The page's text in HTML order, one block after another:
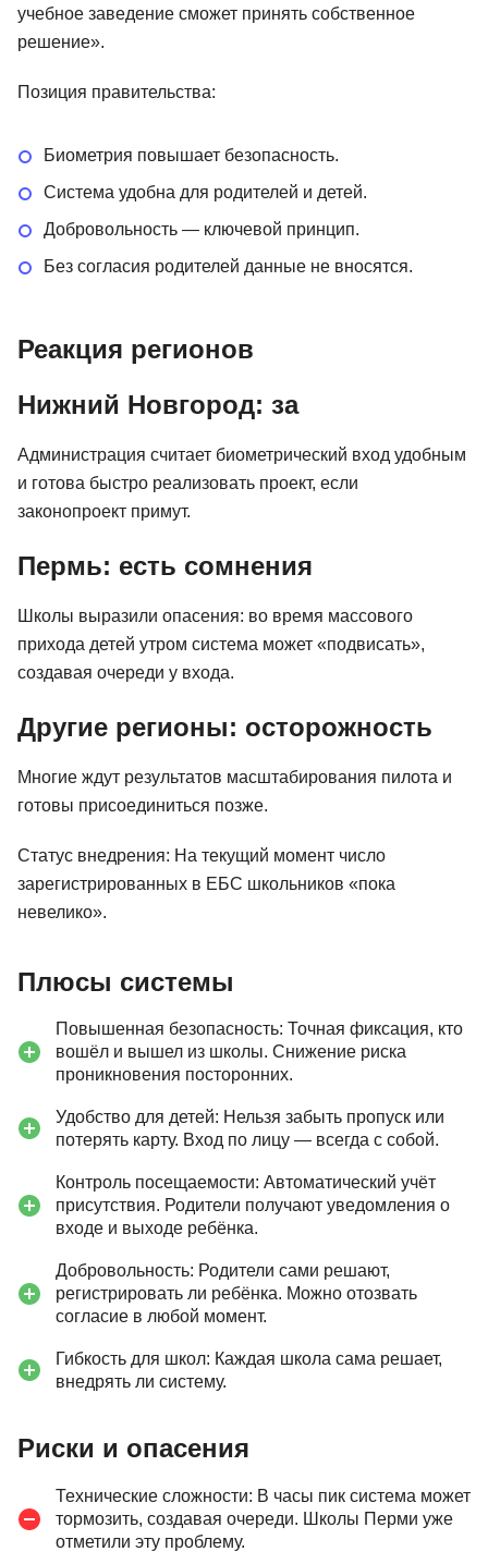
учебное заведение сможет принять собственное
решение».
Позиция правительства:
Биометрия повышает безопасность.
Система удобна для родителей и детей.
Добровольность — ключевой принцип.
Без согласия родителей данные не вносятся.
Реакция регионов
Нижний Новгород: за
Администрация считает биометрический вход удобным
и готова быстро реализовать проект, если
законопроект примут.
Пермь: есть сомнения
Школы выразили опасения: во время массового
прихода детей утром система может «подвисать»,
создавая очереди у входа.
Другие регионы: осторожность
Многие ждут результатов масштабирования пилота и
готовы присоединиться позже.
Статус внедрения: На текущий момент число
зарегистрированных в ЕБС школьников «пока
невелико».
Плюсы системы
Повышенная безопасность: Точная фиксация, кто
вошёл и вышел из школы. Снижение риска
проникновения посторонних.
Удобство для детей: Нельзя забыть пропуск или
потерять карту. Вход по лицу — всегда с собой.
Контроль посещаемости: Автоматический учёт
присутствия. Родители получают уведомления о
входе и выходе ребёнка.
Добровольность: Родители сами решают,
регистрировать ли ребёнка. Можно отозвать
согласие в любой момент.
Гибкость для школ: Каждая школа сама решает,
внедрять ли систему.
Риски и опасения
Технические сложности: В часы пик система может
тормозить, создавая очереди. Школы Перми уже
отметили эту проблему.